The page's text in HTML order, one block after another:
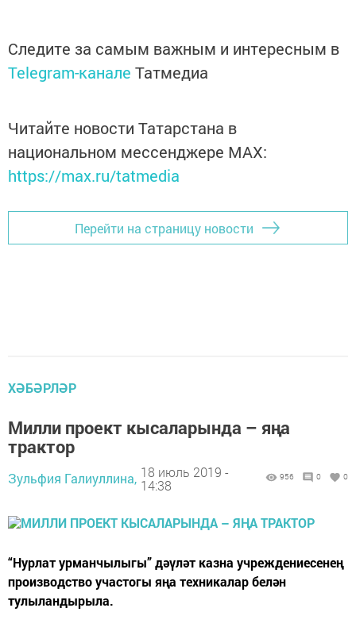
Следите за самым важным и интересным в
Telegram-канале Татмедиа
Читайте новости Татарстана в
национальном мессенджере MАХ:
https://max.ru/tatmedia
Перейти на страницу новости
ХӘБӘРЛӘР
Милли проект кысаларында – яңа
трактор
Зульфия Галиуллина, 18 июль 2019 -
14:38
956 0 0
“Нурлат урманчылыгы” дәүләт казна учреждениесенең
производство участогы яңа техникалар белән
тулыландырыла.